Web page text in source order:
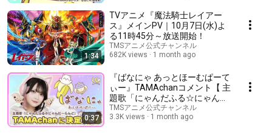
1:34
TVアニメ『魔法騎士レイアー
ス』メインPV｜10月7日(水)よ
る11時45分～放送開始！
TMSアニメ公式チャンネル
682K views
1 month ago
0:37
『ばなにゃ あっとほーむぱーて
ぃー』TAMAchanコメント【 主
題歌「にゃんだふる☆にゃん
だ〜らんど」】│2026年7月10
日順次配信スタート！
TMSアニメ公式チャンネル
3.3K views
1 month ago